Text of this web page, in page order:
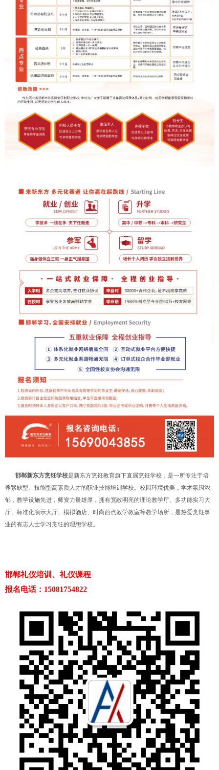
邯郸新东方烹饪学校是新东方烹饪教育旗下直属烹饪学校，是一所专注于培
养紧缺型、技能型高素质人才的职业技能培训学校。校园环境优美，学术氛围浓
郁，教学设施先进，师资力量雄厚，拥有宽敞明亮的理论教学厅、多功能实习大
厅、标准化演示大厅、模拟酒店、时尚西点教学教室等教学场所，是热爱烹饪事
业的有志人士学习烹饪的理想学校。
邯郸礼仪培训、礼仪课程
报名电话：15081754822